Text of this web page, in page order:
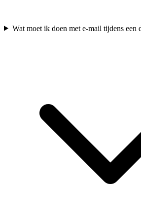
Wat moet ik doen met e-mail tijdens een